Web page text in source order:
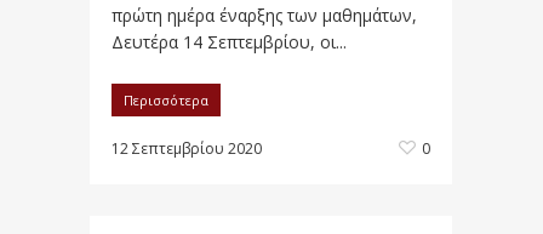
πρώτη ημέρα έναρξης των μαθημάτων,
Δευτέρα 14 Σεπτεμβρίου, οι...
Περισσότερα
12 Σεπτεμβρίου 2020 0